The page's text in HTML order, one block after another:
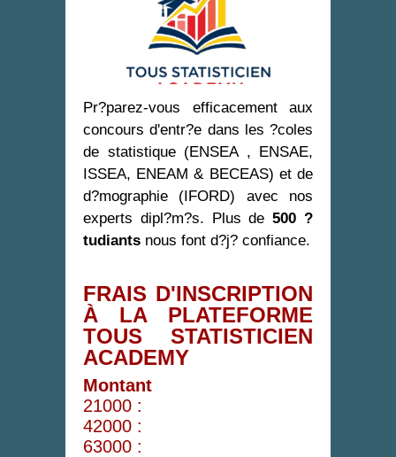
Pr?parez-vous efficacement aux
concours d'entr?e dans les ?coles
de statistique (ENSEA , ENSAE,
ISSEA, ENEAM & BECEAS) et de
d?mographie (IFORD) avec nos
experts dipl?m?s. Plus de500 ?
tudiants nous font d?j? confiance.
FRAIS D'INSCRIPTION
À LA PLATEFORME
TOUS STATISTICIEN
ACADEMY
Montant
21000 :
42000 :
63000 :